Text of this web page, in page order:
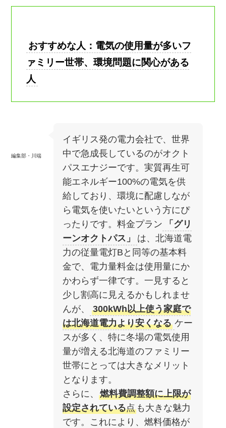
おすすめな人：電気の使用量が多いフ
ァミリー世帯、環境問題に関心がある
人
編集部・川端
イギリス発の電力会社で、世界
中で急成長しているのがオクト
パスエナジーです。実質再生可
能エネルギー100%の電気を供
給しており、環境に配慮しなが
ら電気を使いたいという方にぴ
ったりです。料金プラン
「グリ
ーンオクトパス」
は、北海道電
力の従量電灯Bと同等の基本料
金で、電力量料金は使用量にか
かわらず一律です。一見すると
少し割高に見えるかもしれませ
んが、
300kWh以上使う家庭で
は北海道電力より安くなる ケー
スが多く、特に冬場の電気使用
量が増える北海道のファミリー
世帯にとっては大きなメリット
となります。
さらに、燃料費調整額に上限が
設定されている点 も大きな魅力
です。これにより、燃料価格が